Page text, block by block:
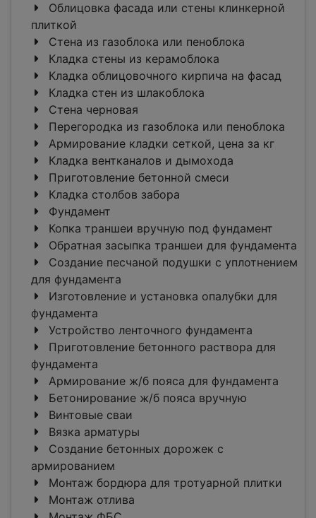
Облицовка фасада или стены клинкерной
плиткой
Стена из газоблока или пеноблока
Кладка стены из керамоблока
Кладка облицовочного кирпича на фасад
Кладка стен из шлакоблока
Стена черновая
Перегородка из газоблока или пеноблока
Армирование кладки сеткой, цена за кг
Кладка вентканалов и дымохода
Приготовление бетонной смеси
Кладка столбов забора
Фундамент
Копка траншеи вручную под фундамент
Обратная засыпка траншеи для фундамента
Создание песчаной подушки с уплотнением
для фундамента
Изготовление и установка опалубки для
фундамента
Устройство ленточного фундамента
Приготовление бетонного раствора для
фундамента
Армирование ж/б пояса для фундамента
Бетонирование ж/б пояса вручную
Винтовые сваи
Вязка арматуры
Создание бетонных дорожек с
армированием
Монтаж бордюра для тротуарной плитки
Монтаж отлива